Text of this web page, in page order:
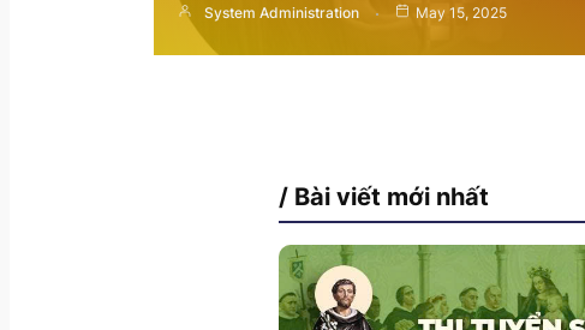
System Administration May 15, 2025
/ Bài viết mới nhất